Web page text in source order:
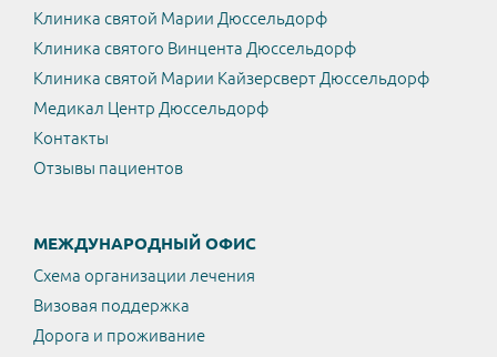
Клиника святой Марии Дюссельдорф
Клиника святого Винцента Дюссельдорф
Клиника святой Марии Кайзерсверт Дюссельдорф
Медикал Центр Дюссельдорф
Контакты
Отзывы пациентов
МЕЖДУНАРОДНЫЙ ОФИС
Схема организации лечения
Визовая поддержка
Дорога и проживание